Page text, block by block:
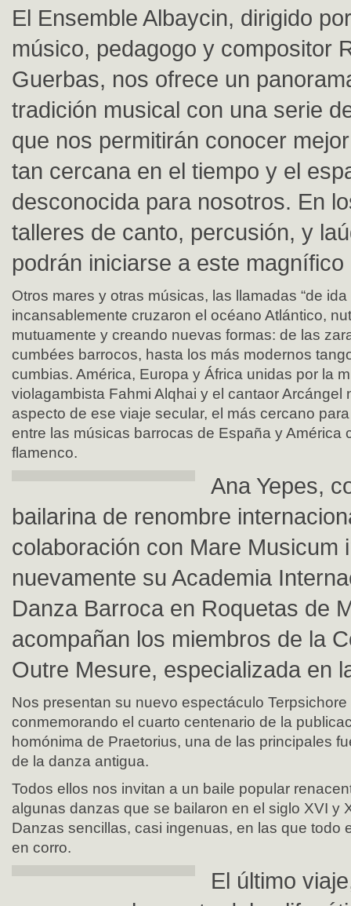
El Ensemble Albaycin, dirigido
músico, pedagogo y compositor
Guerbas, nos ofrece un
tradición musical con una serie
que nos permitirán conocer
tan cercana en el tiempo y el
desconocida para nosotros. En
talleres de canto, percusión, y
podrán iniciarse a este
Otros mares y otras músicas, las llamadas “de ida
incansablemente cruzaron el océano Atlántico,
mutuamente y creando nuevas formas: de las
cumbées barrocos, hasta los más modernos
cumbias. América, Europa y África unidas por la
violagambista Fahmi Alqhai y el cantaor Arcángel
aspecto de ese viaje secular, el más cercano
entre las músicas barrocas de España y América
flamenco.
Ana Yepes,
bailarina de renombre
colaboración con Mare Musicum
nuevamente su Academia
Danza Barroca en Roquetas de
acompañan los miembros de la
Outre Mesure, especializada en
Nos presentan su nuevo espectáculo
conmemorando el cuarto centenario de la
homónima de Praetorius, una de las principales
de la danza antigua.
Todos ellos nos invitan a un baile popular
algunas danzas que se bailaron en el siglo XVI y
Danzas sencillas, casi ingenuas, en las que todo
en corro.
El último